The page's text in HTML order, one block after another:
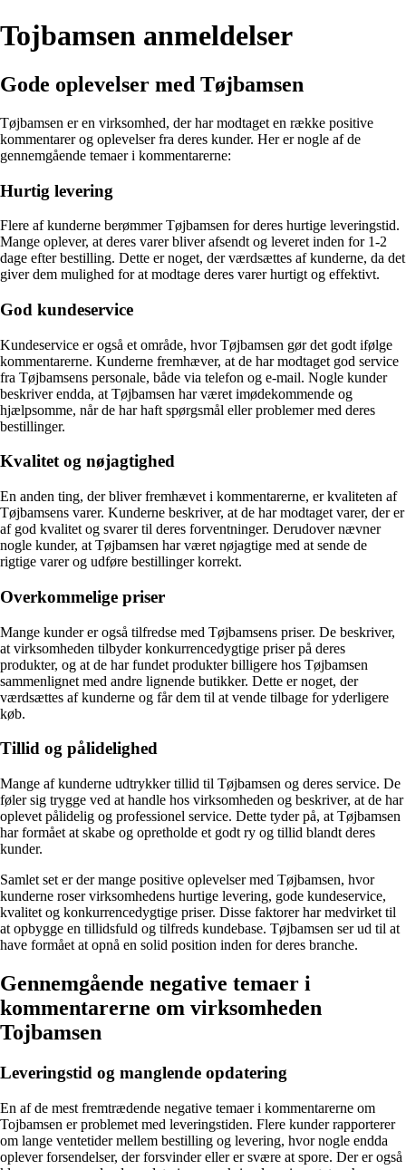
Tojbamsen anmeldelser
Gode oplevelser med Tøjbamsen
Tøjbamsen er en virksomhed, der har modtaget en række positive
kommentarer og oplevelser fra deres kunder. Her er nogle af de
gennemgående temaer i kommentarerne:
Hurtig levering
Flere af kunderne berømmer Tøjbamsen for deres hurtige leveringstid.
Mange oplever, at deres varer bliver afsendt og leveret inden for 1-2
dage efter bestilling. Dette er noget, der værdsættes af kunderne, da det
giver dem mulighed for at modtage deres varer hurtigt og effektivt.
God kundeservice
Kundeservice er også et område, hvor Tøjbamsen gør det godt ifølge
kommentarerne. Kunderne fremhæver, at de har modtaget god service
fra Tøjbamsens personale, både via telefon og e-mail. Nogle kunder
beskriver endda, at Tøjbamsen har været imødekommende og
hjælpsomme, når de har haft spørgsmål eller problemer med deres
bestillinger.
Kvalitet og nøjagtighed
En anden ting, der bliver fremhævet i kommentarerne, er kvaliteten af
Tøjbamsens varer. Kunderne beskriver, at de har modtaget varer, der er
af god kvalitet og svarer til deres forventninger. Derudover nævner
nogle kunder, at Tøjbamsen har været nøjagtige med at sende de
rigtige varer og udføre bestillinger korrekt.
Overkommelige priser
Mange kunder er også tilfredse med Tøjbamsens priser. De beskriver,
at virksomheden tilbyder konkurrencedygtige priser på deres
produkter, og at de har fundet produkter billigere hos Tøjbamsen
sammenlignet med andre lignende butikker. Dette er noget, der
værdsættes af kunderne og får dem til at vende tilbage for yderligere
køb.
Tillid og pålidelighed
Mange af kunderne udtrykker tillid til Tøjbamsen og deres service. De
føler sig trygge ved at handle hos virksomheden og beskriver, at de har
oplevet pålidelig og professionel service. Dette tyder på, at Tøjbamsen
har formået at skabe og opretholde et godt ry og tillid blandt deres
kunder.
Samlet set er der mange positive oplevelser med Tøjbamsen, hvor
kunderne roser virksomhedens hurtige levering, gode kundeservice,
kvalitet og konkurrencedygtige priser. Disse faktorer har medvirket til
at opbygge en tillidsfuld og tilfreds kundebase. Tøjbamsen ser ud til at
have formået at opnå en solid position inden for deres branche.
Gennemgående negative temaer i
kommentarerne om virksomheden
Tojbamsen
Leveringstid og manglende opdatering
En af de mest fremtrædende negative temaer i kommentarerne om
Tojbamsen er problemet med leveringstiden. Flere kunder rapporterer
om lange ventetider mellem bestilling og levering, hvor nogle endda
oplever forsendelser, der forsvinder eller er svære at spore. Der er også